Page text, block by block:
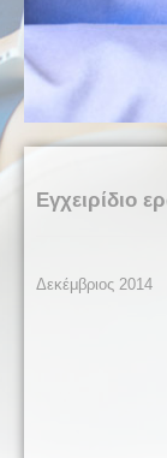
Εγχειρίδιο
Δεκέμβριος 2014